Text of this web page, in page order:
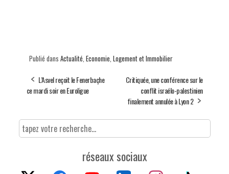
Publié dans Actualité Economie Logement et Immobilier
L’Asvel reçoit le Fenerbaçhe
ce mardi soir en Euroligue
Critiquée, une conférence sur le
conflit israélo-palestinien
finalement annulée à Lyon 2
réseaux sociaux